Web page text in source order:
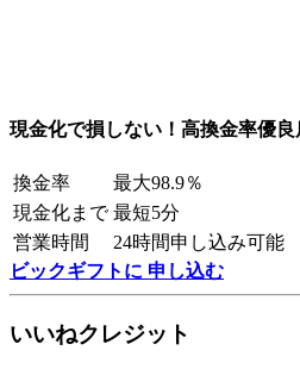
現金化で損しない！高換金率優良
換金率
最大98.9％
現金化まで 最短5分
営業時間
24時間申し込み可能
ビックギフトに 申し込む
いいねクレジット